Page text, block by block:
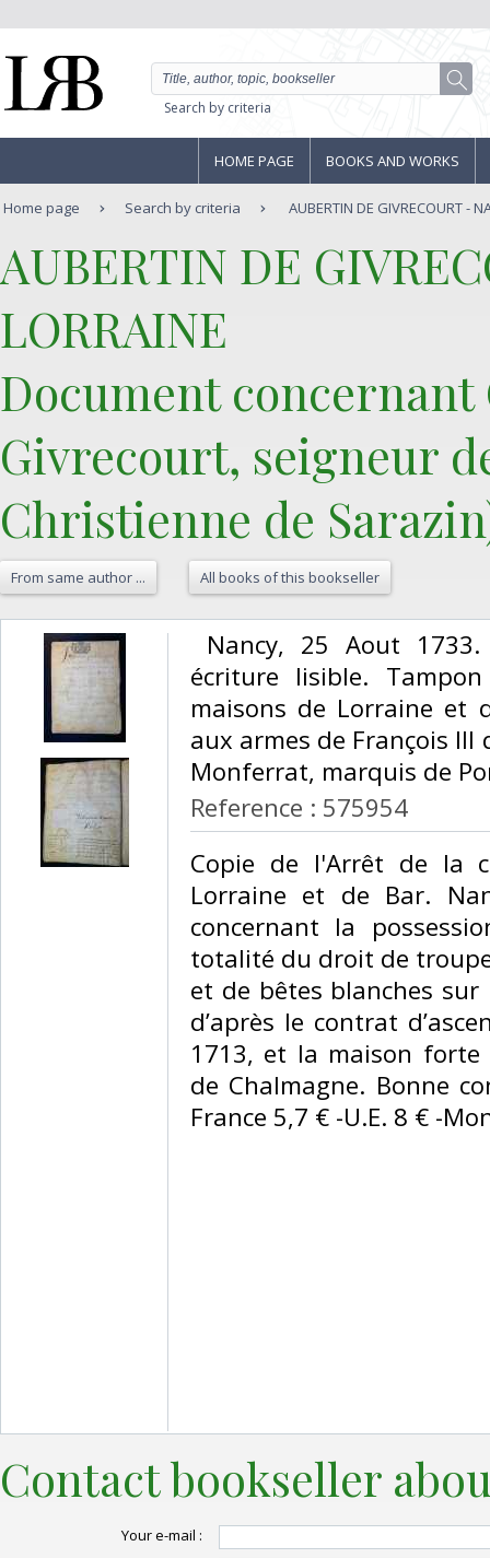
Search by criteria
HOME PAGE BOOKS AND WORKS
Home page Search by criteria AUBERTIN DE GIVRECOURT -
‎AUBERTIN DE
LORRAINE‎
‎Document concernant
Givrecourt, seigneur
Christienne de
From same author ... All books of this bookseller
Nancy, 25 Aout
écriture lisible.
maisons de Lorraine et
aux armes de François III
Monferrat, marquis de
Reference : 575954
‎Copie de l'Arrêt de la
Lorraine et de Bar.
concernant la
totalité du droit de
et de bêtes blanches sur
d’après le contrat
1713, et la maison
de Chalmagne. Bonne
France 5,7 € -U.E. 8 € -
Contact bookseller
Your e-mail :